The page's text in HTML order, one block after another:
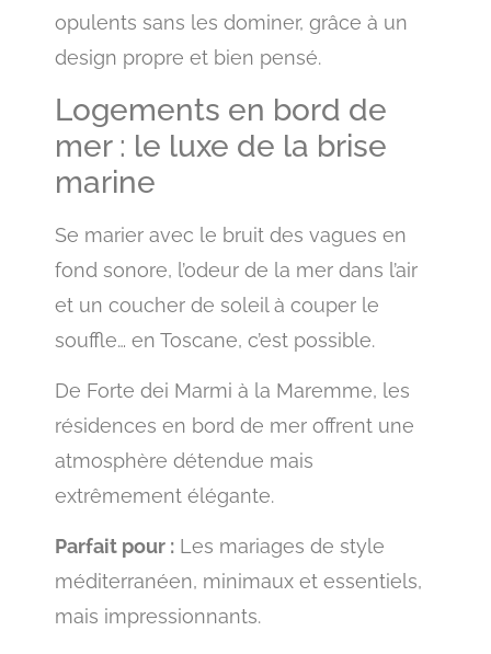
opulents sans les dominer, grâce à un
design propre et bien pensé.
Logements en bord de
mer : le luxe de la brise
marine
Se marier avec le bruit des vagues en
fond sonore, l’odeur de la mer dans l’air
et un coucher de soleil à couper le
souffle… en Toscane, c’est possible.
De Forte dei Marmi à la Maremme, les
résidences en bord de mer offrent une
atmosphère détendue mais
extrêmement élégante.
Parfait pour : Les mariages de style
méditerranéen, minimaux et essentiels,
mais impressionnants.